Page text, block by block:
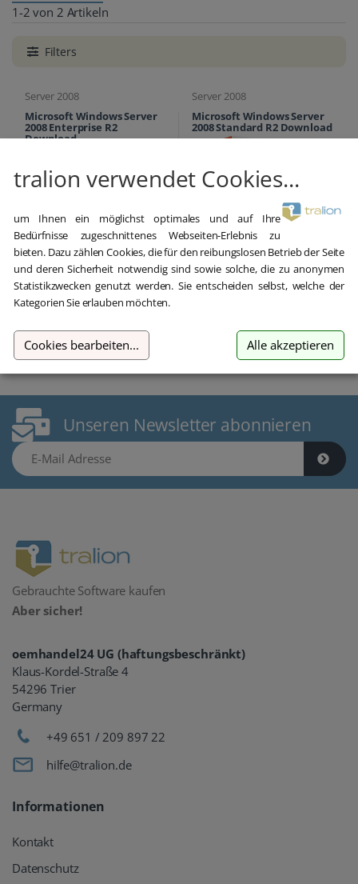
1-2 von 2 Artikeln
Filters
Server 2008
Microsoft Windows Server
2008 Enterprise R2
Download
599,00 €44,95 €
inkl. MwSt.
Server 2008
Microsoft Windows Server
2008 Standard R2 Download
599,00 €39,00 €
Unseren Newsletter abonnieren
E-Mail Adresse
Gebrauchte Software kaufen
Aber sicher!
oemhandel24 UG (haftungsbeschränkt)
Klaus-Kordel-Straße 4
54296 Trier
Germany
+49 651 / 209 897 22
hilfe@tralion.de
Informationen
Kontakt
Datenschutz
tralion verwendet Cookies...
um Ihnen ein möglichst optimales und auf Ihre
Bedürfnisse zugeschnittenes Webseiten-Erlebnis zu
bieten. Dazu zählen Cookies, die für den reibungslosen Betrieb der Seite
und deren Sicherheit notwendig sind sowie solche, die zu anonymen
Statistikzwecken genutzt werden. Sie entscheiden selbst, welche der
Kategorien Sie erlauben möchten.
Cookies bearbeiten... Alle akzeptieren